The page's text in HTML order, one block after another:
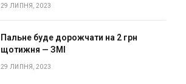
29 ЛИПНЯ, 2023
Пальне буде дорожчати на 2 грн
щотижня — ЗМІ
29 ЛИПНЯ, 2023